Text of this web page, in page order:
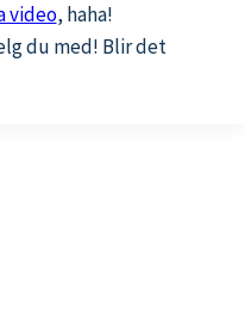
video, haha!
du med! Blir det